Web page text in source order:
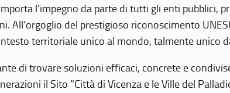
l’impegno da parte di tutti gli enti pubblici,
All’orgoglio del prestigioso riconoscimento
territoriale unico al mondo, talmente unico
di trovare soluzioni efficaci, concrete e
il Sito “Città di Vicenza e le Ville del